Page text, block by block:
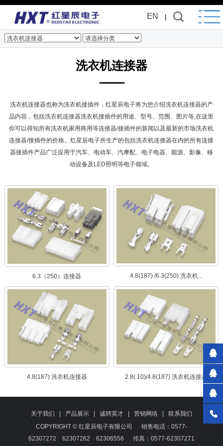
EN |
洗衣机连接器
洗衣机连接器也称为洗衣机接插件，红星辰电子将为您介绍洗衣机连接器的产
品内容，包括洗衣机连接器洗衣机接插件的用途、型号、范围、图片等,在这里
你可以得知所有洗衣机家用商用等连接器/接插件的新闻以及最新的市场洗衣机
连接器/接插件的价格。红星辰电子所生产的包括洗衣机连接器在内的所有连接
器接插件产品广泛应用于汽车、电动车、汽摩配、电子电器、能源、影像、移
动设备及LED照明等电子领域。
6.3（250）连接器 4.8(187) /6.3(250) 洗衣机...
4.8(187) 洗衣机连接器 2.8(.10)/4.8(187) 洗衣机连接器
关于我们 产品展示 诚聘英才 营销网络
联系我们
COPYRIGHT © 红星辰电子有限公司
销售电话：0577-
62307272 62307262 62306556 传真：0577-62307271